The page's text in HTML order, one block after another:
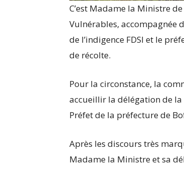
C’est Madame la Ministre
Vulnérables, accompagnée
de l’indigence FDSI et le
de récolte.
Pour la circonstance, la
accueillir la délégation de la
Préfet de la préfecture de
Après les discours très
Madame la Ministre et sa